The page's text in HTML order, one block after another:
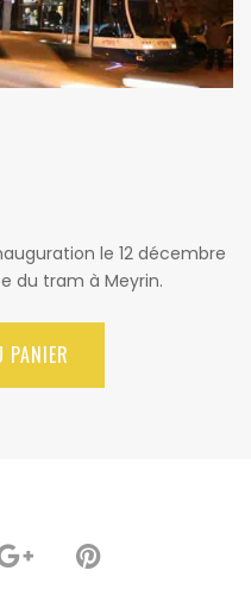
le 12 décembre
du tram à Meyrin.
PANIER